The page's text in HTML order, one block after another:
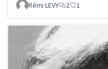
Rémi LEVY 2 1